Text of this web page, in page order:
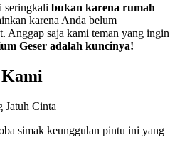
seringkali bukan karena rumah
karena Anda belum
Anggap saja kami teman yang ingin
Geser adalah kuncinya!
Jatuh Cinta
simak keunggulan pintu ini yang